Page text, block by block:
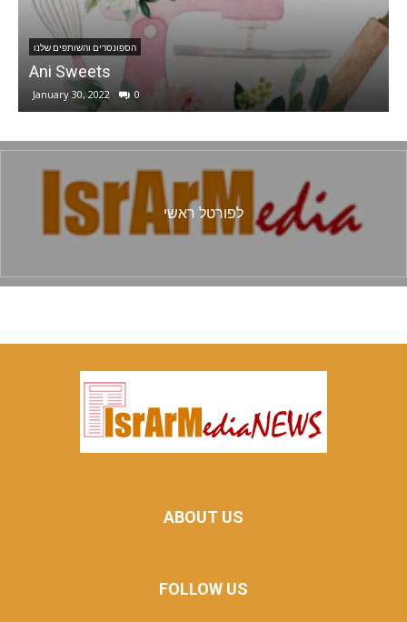
הספונסרים והשותפים שלנו
– המרכז הארמני לתרבות וחינוך בישראל
December 1, 2020 0
לפורטל ראשי
ABOUT US
FOLLOW US